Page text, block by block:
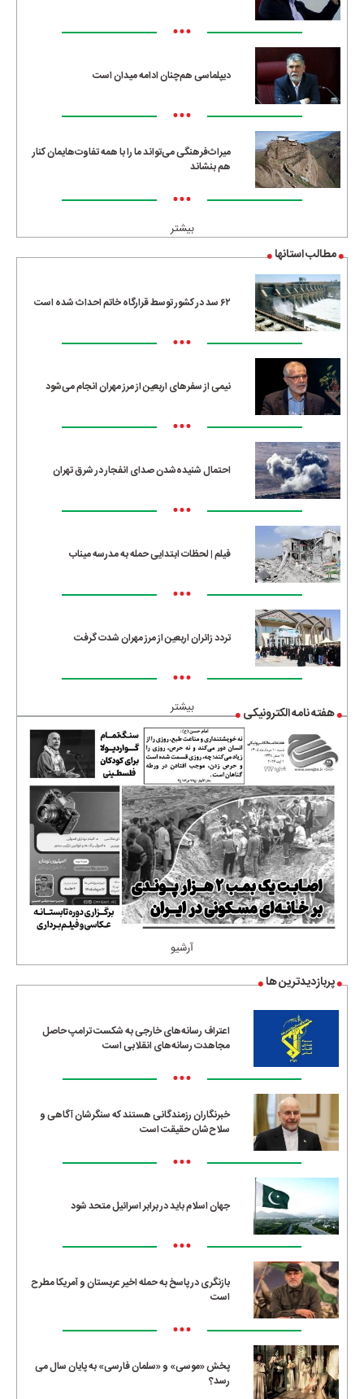
•••
دیپلماسی هم‌چنان ادامه میدان است
•••
میراث‌فرهنگی می‌تواند ما را با همه تفاوت‌هایمان کنار
هم بنشاند
•••
بیشتر
مطالب استانها
۶۲ سد در کشور توسط قرارگاه خاتم احداث شده است
•••
نیمی از سفرهای اربعین از مرز مهران انجام می‌شود
•••
احتمال شنیده‌شدن صدای انفجار در شرق تهران
•••
فیلم | لحظات ابتدایی حمله به مدرسه میناب
•••
تردد زائران اربعین از مرز مهران شدت گرفت
•••
بیشتر هفته نامه الکترونیکی
آرشیو
پربازدیدترین ها
اعتراف رسانه‌های خارجی به شکست ترامپ حاصل
مجاهدت رسانه‌های انقلابی است
•••
خبرنگاران رزمندگانی هستند که سنگرشان آگاهی و
سلاح‌شان حقیقت است
•••
جهان اسلام باید در برابر اسرائیل متحد شود
•••
بازنگری در پاسخ به حمله اخیر عربستان و آمریکا مطرح
است
•••
پخش «موسی» و «سلمان فارسی» به پایان سال می
رسد؟